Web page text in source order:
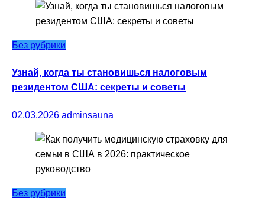
Без рубрики
Узнай, когда ты становишься налоговым
резидентом США: секреты и советы
02.03.2026 adminsauna
Без рубрики